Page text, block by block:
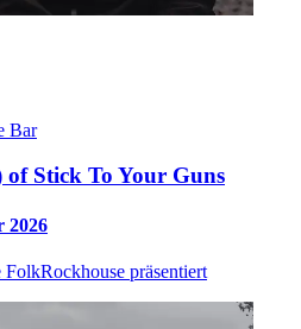
Bar
of Stick To Your Guns
2026
FolkRockhouse präsentiert